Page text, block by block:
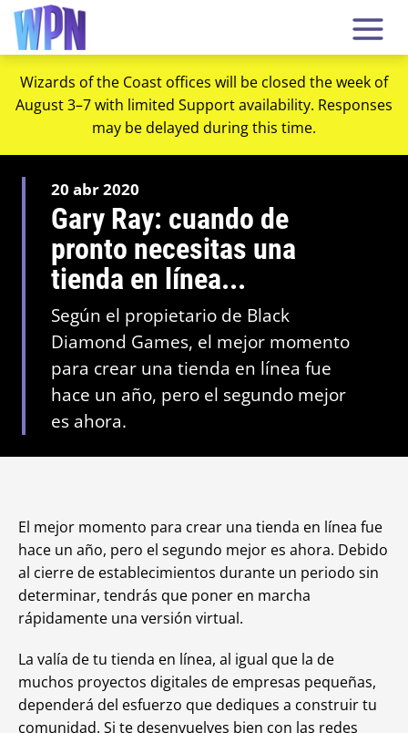
Wizards of the Coast offices will be closed the week of
August 3–7 with limited Support availability. Responses
may be delayed during this time.
20 abr 2020
Gary Ray: cuando de
pronto necesitas una
tienda en línea...
Según el propietario de Black
Diamond Games, el mejor momento
para crear una tienda en línea fue
hace un año, pero el segundo mejor
es ahora.
El mejor momento para crear una tienda en línea fue
hace un año, pero el segundo mejor es ahora. Debido
al cierre de establecimientos durante un periodo sin
determinar, tendrás que poner en marcha
rápidamente una versión virtual.
La valía de tu tienda en línea, al igual que la de
muchos proyectos digitales de empresas pequeñas,
dependerá del esfuerzo que dediques a construir tu
comunidad. Si te desenvuelves bien con las redes